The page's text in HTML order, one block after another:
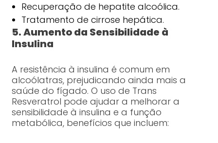
Recuperação de hepatite alcoólica.
Tratamento de cirrose hepática.
5. Aumento da Sensibilidade à
Insulina
A resistência à insulina é comum em
alcoólatras, prejudicando ainda mais a
saúde do fígado. O uso de Trans
Resveratrol pode ajudar a melhorar a
sensibilidade à insulina e a função
metabólica, benefícios que incluem: